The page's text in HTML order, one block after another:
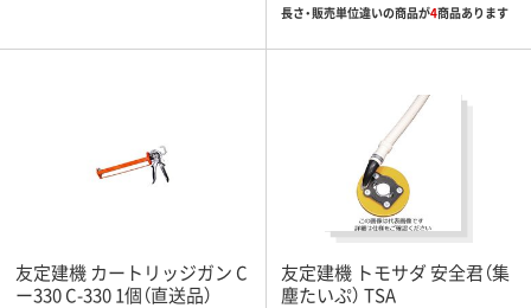
長さ・販売単位違いの商品が4商品あります
友定建機 カートリッジガン C
ー330 C-330 1個（直送品）
友定建機 トモサダ 安全君（集
塵たいぷ） TSA